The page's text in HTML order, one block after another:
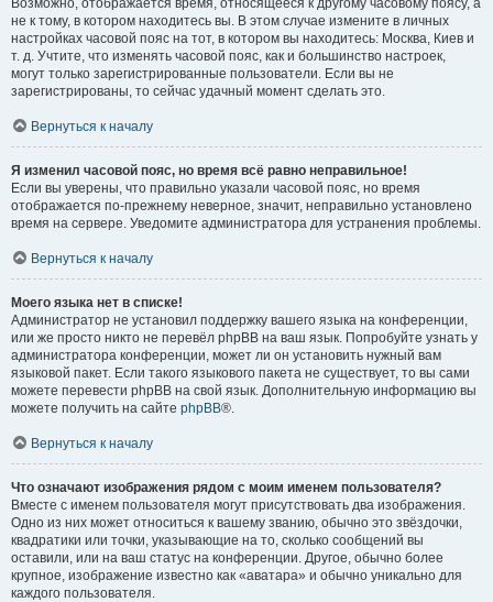
Возможно, отображается время, относящееся к другому часовому поясу, а
не к тому, в котором находитесь вы. В этом случае измените в личных
настройках часовой пояс на тот, в котором вы находитесь: Москва, Киев и
т. д. Учтите, что изменять часовой пояс, как и большинство настроек,
могут только зарегистрированные пользователи. Если вы не
зарегистрированы, то сейчас удачный момент сделать это.
Вернуться к началу
Я изменил часовой пояс, но время всё равно неправильное!
Если вы уверены, что правильно указали часовой пояс, но время
отображается по-прежнему неверное, значит, неправильно установлено
время на сервере. Уведомите администратора для устранения проблемы.
Вернуться к началу
Моего языка нет в списке!
Администратор не установил поддержку вашего языка на конференции,
или же просто никто не перевёл phpBB на ваш язык. Попробуйте узнать у
администратора конференции, может ли он установить нужный вам
языковой пакет. Если такого языкового пакета не существует, то вы сами
можете перевести phpBB на свой язык. Дополнительную информацию вы
можете получить на сайте phpBB®.
Вернуться к началу
Что означают изображения рядом с моим именем пользователя?
Вместе с именем пользователя могут присутствовать два изображения.
Одно из них может относиться к вашему званию, обычно это звёздочки,
квадратики или точки, указывающие на то, сколько сообщений вы
оставили, или на ваш статус на конференции. Другое, обычно более
крупное, изображение известно как «аватара» и обычно уникально для
каждого пользователя.